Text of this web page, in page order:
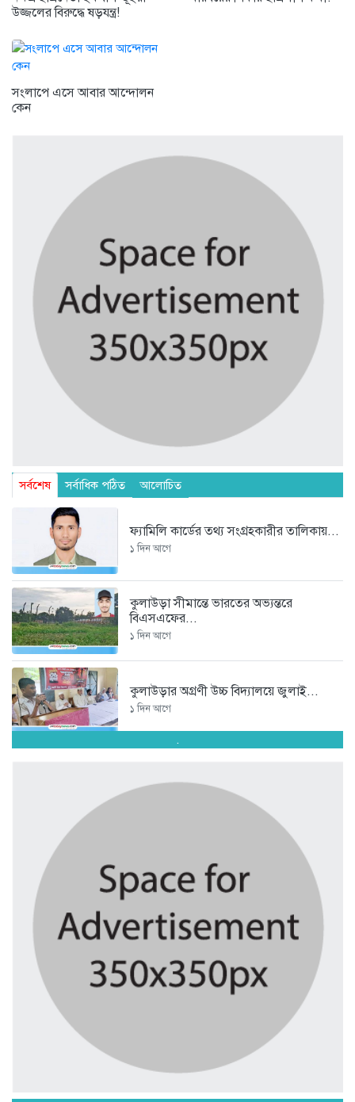
উজ্জলের বিরুদ্ধে ষড়যন্ত্র!
সংলাপে এসে আবার আন্দোলন
কেন
সর্বশেষ সর্বাধিক পঠিত আলোচিত
ফ্যামিলি কার্ডের তথ্য সংগ্রহকারীর তালিকায়...
১ দিন আগে
কুলাউড়া সীমান্তে ভারতের অভ্যন্তরে
বিএসএফের...
১ দিন আগে
কুলাউড়ার অগ্রণী উচ্চ বিদ্যালয়ে জুলাই...
১ দিন আগে
২ দিন আগে
ফিফার বিশ্বকাপ বয়কটের সিদ্ধান্তে অটল...
শ্রীমঙ্গলে মাছের জালে আটকা পড়ে...
.